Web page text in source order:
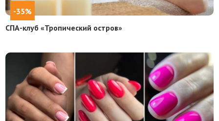
-35%
СПА-клуб «Тропический остров»